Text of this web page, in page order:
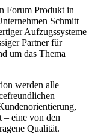
Forum Produkt in
Schmitt +
Aufzugssysteme
Partner für
um das Thema
werden alle
– eine von den
Qualität.